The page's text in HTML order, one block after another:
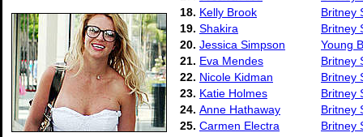
18. Kelly Brook
19. Shakira
20. Jessica Simpson
21. Eva Mendes
22. Nicole Kidman
23. Katie Holmes
24. Anne Hathaway
25. Carmen Electra
Britney
Britney
Young
Britney
Britney
Britney
Britney
Britney